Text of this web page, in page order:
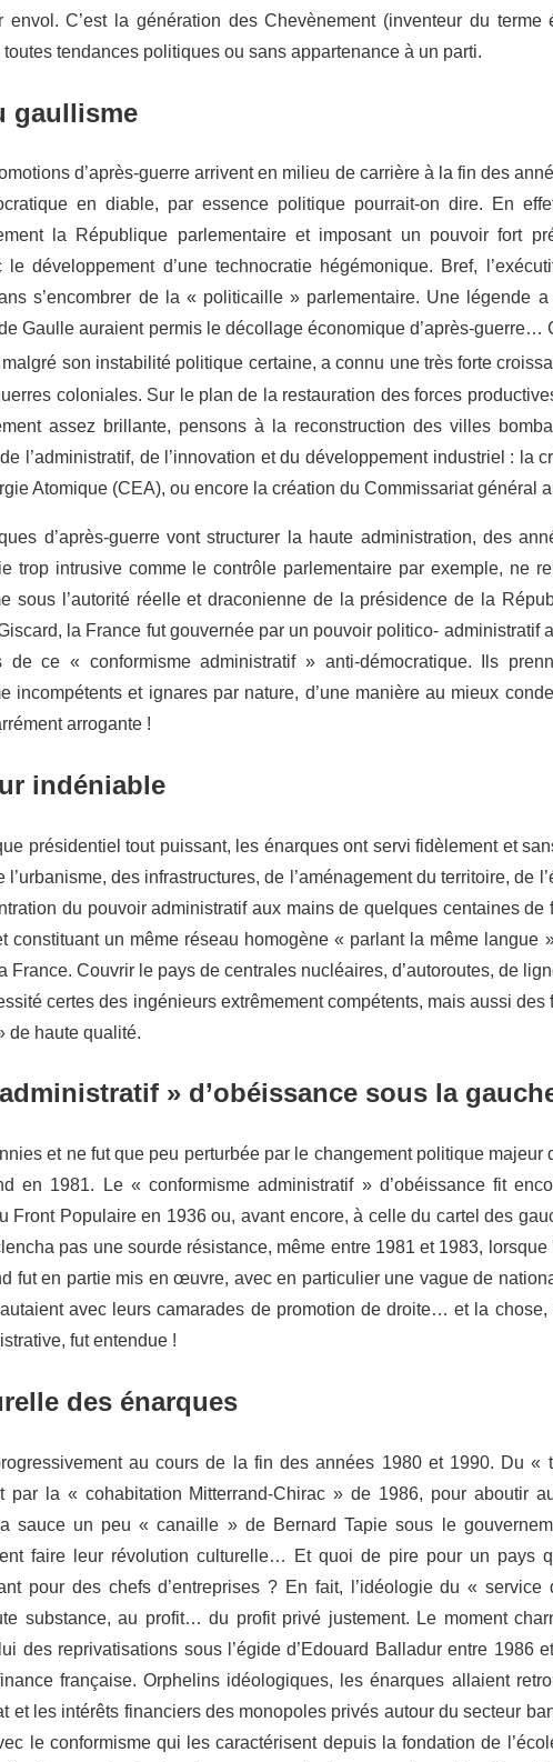
C’est la génération des Chevènement (inventeur du terme
toutes tendances politiques ou sans appartenance à un parti.
gaullisme
d’après-guerre arrivent en milieu de carrière à la fin des
en diable, par essence politique pourrait-on dire. En
la République parlementaire et imposant un pouvoir fort
développement d’une technocratie hégémonique. Bref,
s’encombrer de la « politicaille » parlementaire. Une légende
Gaulle auraient permis le décollage économique d’après-guerre…
son instabilité politique certaine, a connu une très forte
coloniales. Sur le plan de la restauration des forces
assez brillante, pensons à la reconstruction des villes
l’administratif, de l’innovation et du développement industriel : la
Atomique (CEA), ou encore la création du Commissariat général
d’après-guerre vont structurer la haute administration, des
trop intrusive comme le contrôle parlementaire par exemple, ne
sous l’autorité réelle et draconienne de la présidence de la
la France fut gouvernée par un pouvoir politico- administratif
de ce « conformisme administratif » anti-démocratique. Ils
incompétents et ignares par nature, d’une manière au mieux
arrogante !
indéniable
présidentiel tout puissant, les énarques ont servi fidèlement et
l’urbanisme, des infrastructures, de l’aménagement du territoire, de
du pouvoir administratif aux mains de quelques centaines de
constituant un même réseau homogène « parlant la même langue
France. Couvrir le pays de centrales nucléaires, d’autoroutes, de
certes des ingénieurs extrêmement compétents, mais aussi des
de haute qualité.
» d’obéissance sous la
et ne fut que peu perturbée par le changement politique majeur
en 1981. Le « conformisme administratif » d’obéissance fit
Front Populaire en 1936 ou, avant encore, à celle du cartel des
pas une sourde résistance, même entre 1981 et 1983, lorsque
fut en partie mis en œuvre, avec en particulier une vague de
avec leurs camarades de promotion de droite… et la chose,
fut entendue !
des énarques
au cours de la fin des années 1980 et 1990. Du «
par la « cohabitation Mitterrand-Chirac » de 1986, pour aboutir
sauce un peu « canaille » de Bernard Tapie sous le
faire leur révolution culturelle… Et quoi de pire pour un pays
pour des chefs d’entreprises ? En fait, l’idéologie du « service
substance, au profit… du profit privé justement. Le moment
des reprivatisations sous l’égide d’Edouard Balladur entre 1986
française. Orphelins idéologiques, les énarques allaient
et les intérêts financiers des monopoles privés autour du secteur
le conformisme qui les caractérisent depuis la fondation de